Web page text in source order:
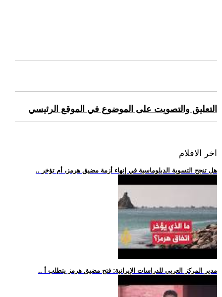
التعليق والتصويت على الموضوع في الموقع الرئيسي
اخر الافلام
.. هل تنجح التسوية الدبلوماسية في إنهاء أزمة مضيق هرمز، أم تؤخر
.. مدير المركز العربي للدراسات الإيرانية: فتح مضيق هرمز يتطلب أ